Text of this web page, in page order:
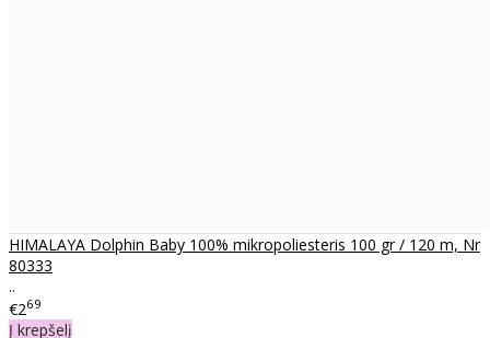
HIMALAYA Dolphin Baby 100% mikropoliesteris 100 gr / 120 m, Nr
80333
..
€269
Į krepšelį